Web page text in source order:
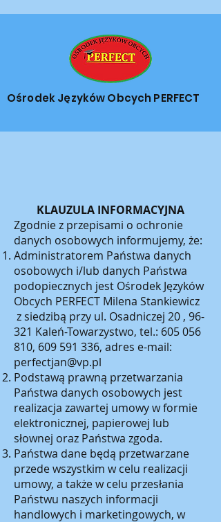
Ośrodek Języków Obcych PERFECT
KLAUZULA INFORMACYJNA
Zgodnie z przepisami o ochronie
danych osobowych informujemy, że:
Administratorem Państwa danych
osobowych i/lub danych Państwa
podopiecznych jest Ośrodek Języków
Obcych PERFECT Milena Stankiewicz
z siedzibą przy ul. Osadniczej 20 , 96-
321 Kaleń-Towarzystwo, tel.: 605 056
810, 609 591 336, adres e-mail:
perfectjan@vp.pl
Podstawą prawną przetwarzania
Państwa danych osobowych jest
realizacja zawartej umowy w formie
elektronicznej, papierowej lub
słownej oraz Państwa zgoda.
Państwa dane będą przetwarzane
przede wszystkim w celu realizacji
umowy, a także w celu przesłania
Państwu naszych informacji
handlowych i marketingowych, w